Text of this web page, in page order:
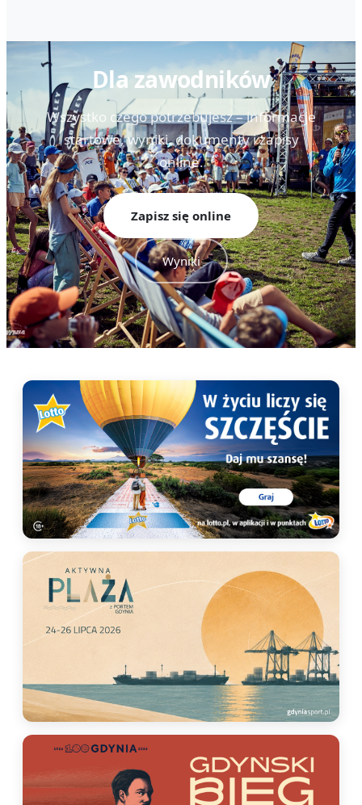
Dla zawodników
Wszystko czego potrzebujesz – informacje
startowe, wyniki, dokumenty i zapisy
online.
Zapisz się online
Wyniki